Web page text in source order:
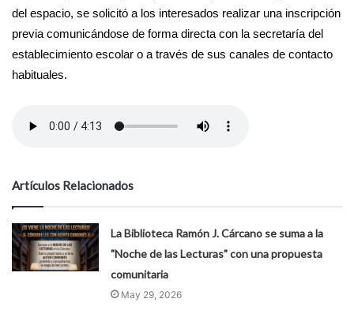
del espacio, se solicitó a los interesados realizar una inscripción
previa comunicándose de forma directa con la secretaría del
establecimiento escolar o a través de sus canales de contacto
habituales.
Artículos Relacionados
La Biblioteca Ramón J. Cárcano se suma a la
"Noche de las Lecturas" con una propuesta
comunitaria
May 29, 2026